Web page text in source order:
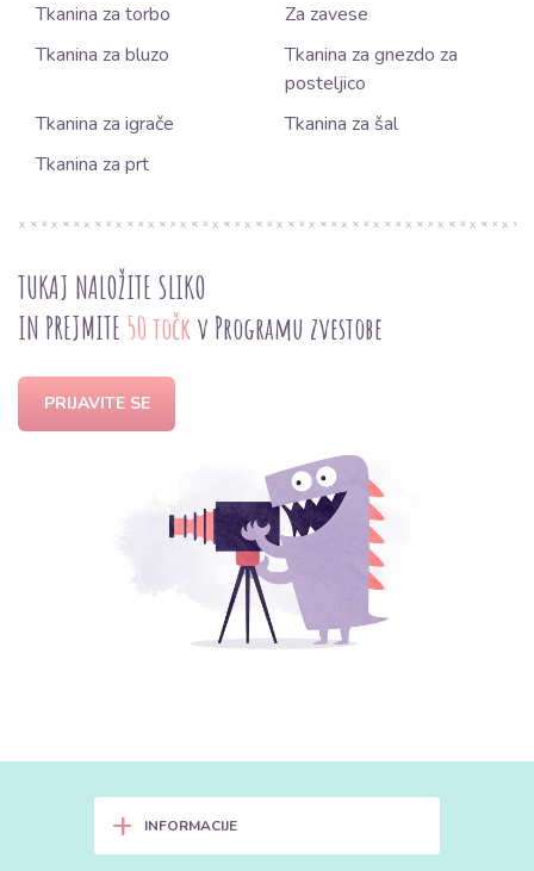
Tkanina za torbo
Za zavese
Tkanina za bluzo
Tkanina za gnezdo za
posteljico
Tkanina za igrače
Tkanina za šal
Tkanina za prt
TUKAJ NALOŽITE SLIKO
IN PREJMITE 50 točk v Programu zvestobe
PRIJAVITE SE
+ INFORMACIJE